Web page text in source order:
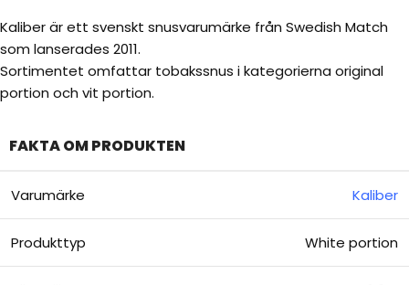
Kaliber är ett svenskt snusvarumärke från Swedish Match
som lanserades 2011.
Sortimentet omfattar tobakssnus i kategorierna original
portion och vit portion.
FAKTA OM PRODUKTEN
Varumärke Kaliber
Produkttyp White portion